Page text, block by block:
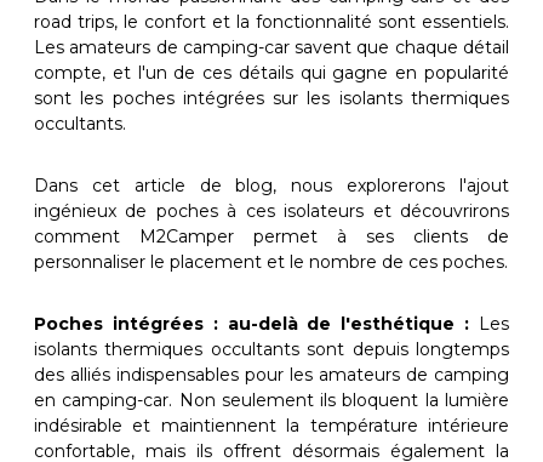
road trips, le confort et la fonctionnalité sont essentiels.
Les amateurs de camping-car savent que chaque détail
compte, et l'un de ces détails qui gagne en popularité
sont les poches intégrées sur les isolants thermiques
occultants.
Dans cet article de blog, nous explorerons l'ajout
ingénieux de poches à ces isolateurs et découvrirons
comment M2Camper permet à ses clients de
personnaliser le placement et le nombre de ces poches.
Poches intégrées : au-delà de l'esthétique : Les
isolants thermiques occultants sont depuis longtemps
des alliés indispensables pour les amateurs de camping
en camping-car. Non seulement ils bloquent la lumière
indésirable et maintiennent la température intérieure
confortable, mais ils offrent désormais également la